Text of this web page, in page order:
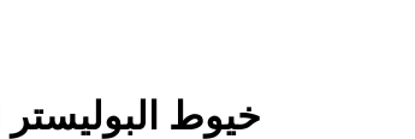
خيوط البوليستر